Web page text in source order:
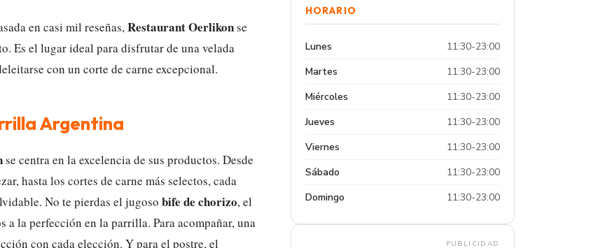
en casi mil reseñas,Restaurant Oerlikonse
Es el lugar ideal para disfrutar de una velada
con un corte de carne excepcional.
Argentina
se centra en la excelencia de sus productos. Desde
hasta los cortes de carne más selectos, cada
No te pierdas el jugoso bife de chorizo, el
a la perfección en la parrilla. Para acompañar, una
con cada elección. Y para el postre, el
HORARIO
Lunes
11:30-23:00
Martes
11:30-23:00
Miércoles
11:30-23:00
Jueves
11:30-23:00
Viernes
11:30-23:00
Sábado
11:30-23:00
Domingo
11:30-23:00
PUBLICIDAD